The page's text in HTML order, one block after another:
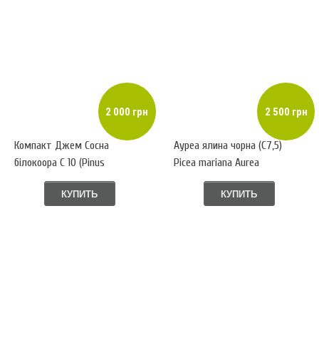
2 000 грн
Компакт Джем Сосна
білокоора С 10 (Pinus
leucodermis Compact Gem)
КУПИТЬ
2 500 грн
Ауреа ялина чорна (С7,5)
Picea mariana Aurea
КУПИТЬ